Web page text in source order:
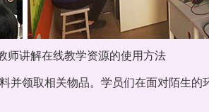
师讲解在线教学资源的使用方法
并领取相关物品。学员们在面对陌生的